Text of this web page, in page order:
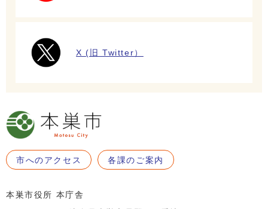
X (旧 Twitter）
市へのアクセス 各課のご案内
本巣市役所 本庁舎